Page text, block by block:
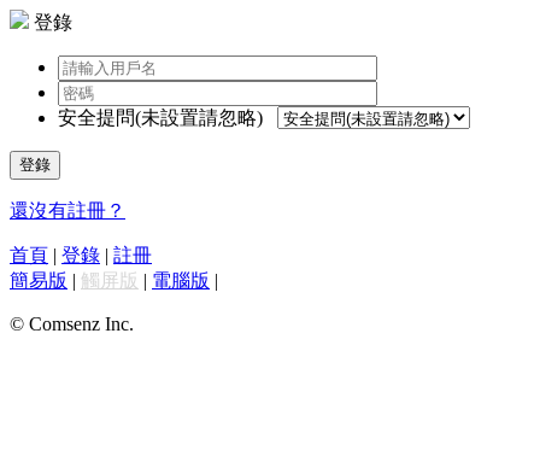
登錄
安全提問(未設置請忽略)
登錄
還沒有註冊？
首頁 | 登錄 | 註冊
簡易版 | 觸屏版 | 電腦版 |
© Comsenz Inc.